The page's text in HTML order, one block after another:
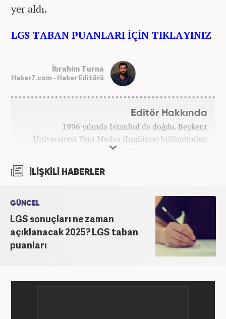
yer aldı.
LGS TABAN PUANLARI İÇİN TIKLAYINIZ
İbrahim Turna
Haber7.com - Haber Editörü
Editör Hakkında
1996 yılında İstanbul'da doğdu. Beykent
Üniversitesi Yeni Medya (İngilizce) bölümünden
mezun oldu. Kanal 7 Medya Grubu'na bağlı
İLİŞKİLİ HABERLER
GÜNCEL
LGS sonuçları ne zaman
açıklanacak 2025? LGS taban
puanları